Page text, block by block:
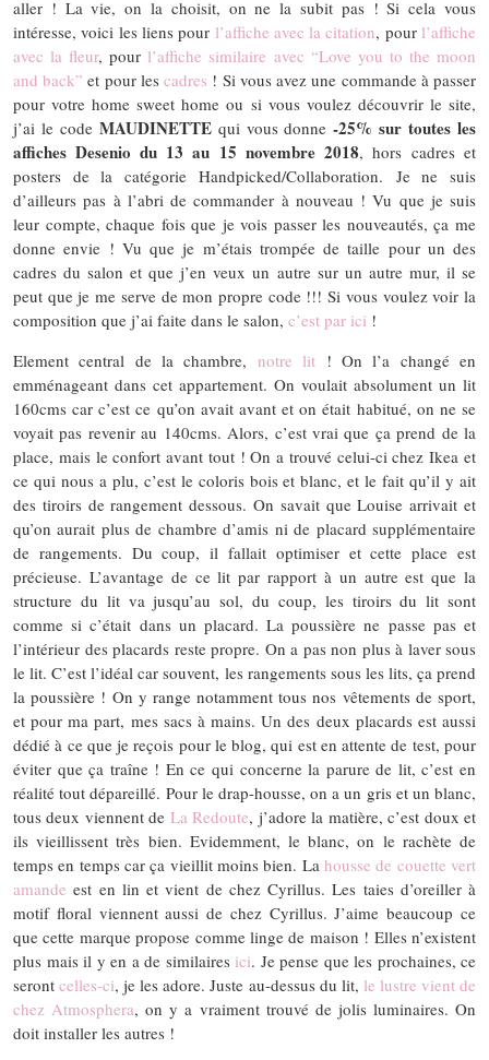
aller ! La vie, on la choisit, on ne la subit pas ! Si cela vous
intéresse, voici les liens pour l’affiche avec la citation, pour l’affiche
avec la fleur, pour l’affiche similaire avec “Love you to the moon
and back” et pour lescadres ! Si vous avez une commande à passer
pour votre home sweet home ou si vous voulez découvrir le site,
j’ai le code MAUDINETTEqui vous donne-25% sur toutes les
affiches Desenio du 13 au 15 novembre 2018, hors cadres et
posters de la catégorie Handpicked/Collaboration. Je ne suis
d’ailleurs pas à l’abri de commander à nouveau ! Vu que je suis
leur compte, chaque fois que je vois passer les nouveautés, ça me
donne envie ! Vu que je m’étais trompée de taille pour un des
cadres du salon et que j’en veux un autre sur un autre mur, il se
peut que je me serve de mon propre code !!! Si vous voulez voir la
composition que j’ai faite dans le salon, c’est par ici !
Element central de la chambre, notre lit ! On l’a changé en
emménageant dans cet appartement. On voulait absolument un lit
160cms car c’est ce qu’on avait avant et on était habitué, on ne se
voyait pas revenir au 140cms. Alors, c’est vrai que ça prend de la
place, mais le confort avant tout ! On a trouvé celui-ci chez Ikea et
ce qui nous a plu, c’est le coloris bois et blanc, et le fait qu’il y ait
des tiroirs de rangement dessous. On savait que Louise arrivait et
qu’on aurait plus de chambre d’amis ni de placard supplémentaire
de rangements. Du coup, il fallait optimiser et cette place est
précieuse. L’avantage de ce lit par rapport à un autre est que la
structure du lit va jusqu’au sol, du coup, les tiroirs du lit sont
comme si c’était dans un placard. La poussière ne passe pas et
l’intérieur des placards reste propre. On a pas non plus à laver sous
le lit. C’est l’idéal car souvent, les rangements sous les lits, ça prend
la poussière ! On y range notamment tous nos vêtements de sport,
et pour ma part, mes sacs à mains. Un des deux placards est aussi
dédié à ce que je reçois pour le blog, qui est en attente de test, pour
éviter que ça traîne ! En ce qui concerne la parure de lit, c’est en
réalité tout dépareillé. Pour le drap-housse, on a un gris et un blanc,
tous deux viennent de La Redoute, j’adore la matière, c’est doux et
ils vieillissent très bien. Evidemment, le blanc, on le rachète de
temps en temps car ça vieillit moins bien. La housse de couette vert
amande est en lin et vient de chez Cyrillus. Les taies d’oreiller à
motif floral viennent aussi de chez Cyrillus. J’aime beaucoup ce
que cette marque propose comme linge de maison ! Elles n’existent
plus mais il y en a de similaires ici. Je pense que les prochaines, ce
serontcelles-ci, je les adore. Juste au-dessus du lit, le lustre vient de
chez Atmosphera, on y a vraiment trouvé de jolis luminaires. On
doit installer les autres !